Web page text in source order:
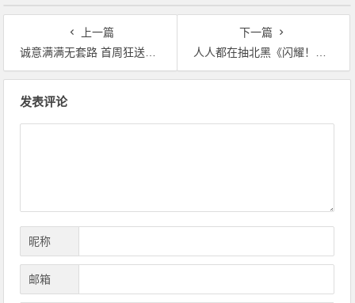
上一篇
诚意满满无套路 首周狂送700抽的《光隙解语》今日公测！
下一篇
人人都在抽北黑《闪耀！优俊少女》北黑版本热潮席卷全网！
发表评论
昵称
邮箱